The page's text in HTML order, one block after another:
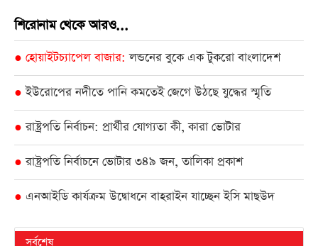
শিরোনাম থেকে আরও...
● হোয়াইটচ্যাপেল বাজার লন্ডনের বুকে এক টুকরো বাংলাদেশ
● ইউরোপের নদীতে পানি কমতেই জেগে উঠছে যুদ্ধের স্মৃতি
● রাষ্ট্রপতি নির্বাচন: প্রার্থীর যোগ্যতা কী, কারা ভোটার
● রাষ্ট্রপতি নির্বাচনে ভোটার ৩৪৯ জন, তালিকা প্রকাশ
● এনআইডি কার্যক্রম উদ্বোধনে বাহরাইন যাচ্ছেন ইসি মাছউদ
সর্বশেষ